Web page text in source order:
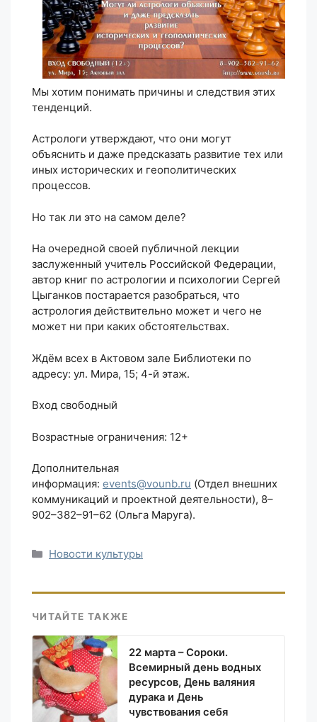
Мы хотим понимать причины и следствия этих
тенденций.
Астрологи утверждают, что они могут
объяснить и даже предсказать развитие тех или
иных исторических и геополитических
процессов.
Но так ли это на самом деле?
На очередной своей публичной лекции
заслуженный учитель Российской Федерации,
автор книг по астрологии и психологии Сергей
Цыганков постарается разобраться, что
астрология действительно может и чего не
может ни при каких обстоятельствах.
Ждём всех в Актовом зале Библиотеки по
адресу: ул. Мира, 15; 4-й этаж.
Вход свободный
Возрастные ограничения: 12+
Дополнительная
информация: events@vounb.ru (Отдел внешних
коммуникаций и проектной деятельности), 8–
902–382–91–62 (Ольга Маруга).
Рубрики
Новости культуры
ЧИТАЙТЕ ТАКЖЕ
22 марта – Сороки.
Всемирный день водных
ресурсов, День валяния
дурака и День
чувствования себя